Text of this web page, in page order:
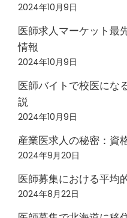
2024年10月9日
医師求人マーケット最
情報
2024年10月9日
医師バイトで校医にな
説
2024年10月9日
産業医求人の秘密：資
2024年9月20日
医師募集における平均
2024年8月22日